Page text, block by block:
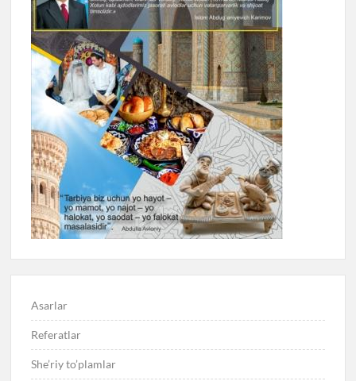
Asarlar
Referatlar
She’riy to’plamlar